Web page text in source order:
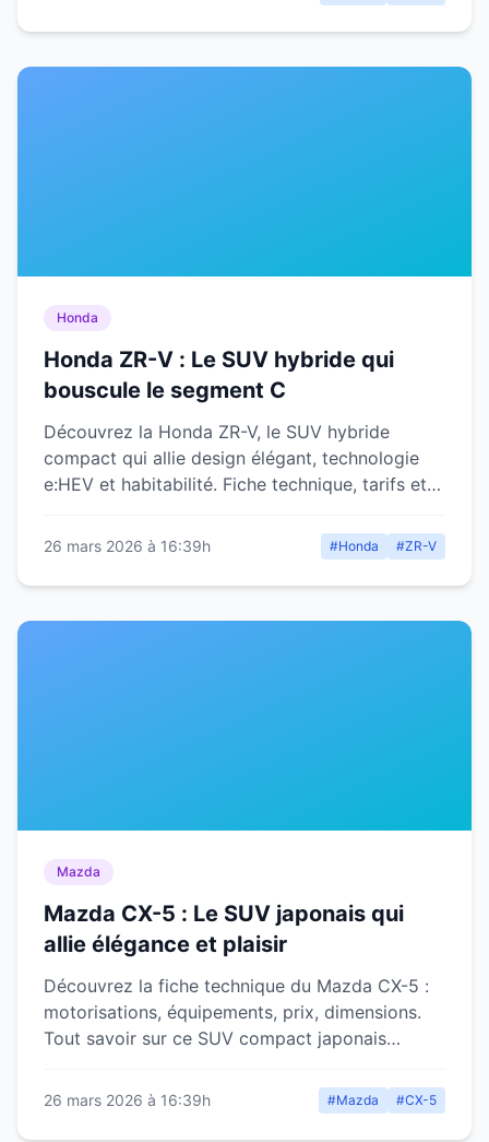
Honda
Honda ZR-V : Le SUV hybride qui
bouscule le segment C
Découvrez la Honda ZR-V, le SUV hybride
compact qui allie design élégant, technologie
e:HEV et habitabilité. Fiche technique, tarifs et
26 mars 2026 à 16:39h #Honda #ZR-V
Mazda
Mazda CX-5 : Le SUV japonais qui
allie élégance et plaisir
Découvrez la fiche technique du Mazda CX-5 :
motorisations, équipements, prix, dimensions.
Tout savoir sur ce SUV compact japonais
26 mars 2026 à 16:39h #Mazda #CX-5